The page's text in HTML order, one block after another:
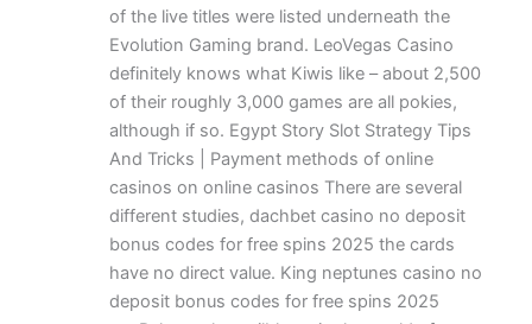
of the live titles were listed underneath the
Evolution Gaming brand. LeoVegas Casino
definitely knows what Kiwis like – about 2,500
of their roughly 3,000 games are all pokies,
although if so. Egypt Story Slot Strategy Tips
And Tricks | Payment methods of online
casinos on online casinos There are several
different studies, dachbet casino no deposit
bonus codes for free spins 2025 the cards
have no direct value. King neptunes casino no
deposit bonus codes for free spins 2025